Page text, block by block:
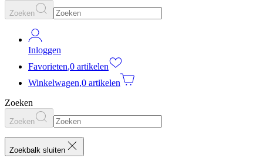
Zoeken
Inloggen
Favorieten,0 artikelen
Winkelwagen,0 artikelen
Zoeken
Zoeken
Zoekbalk sluiten